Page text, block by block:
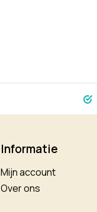
Informatie
Mijn account
Over ons